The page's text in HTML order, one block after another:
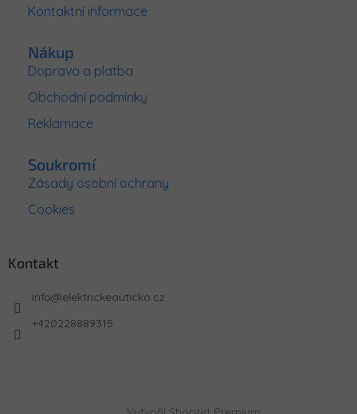
Kontaktní informace
Nákup
Doprava a platba
Obchodní podmínky
Reklamace
Soukromí
Zásady osobní ochrany
Cookies
Kontakt
info@elektrickeauticko.cz
+420228889315